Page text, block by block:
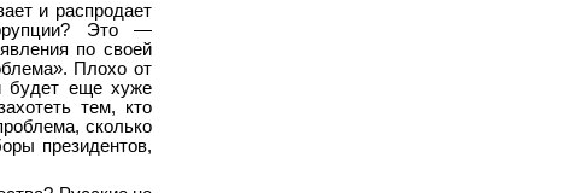
и распродает
Это —
по своей
Плохо от
будет еще хуже
тем, кто
сколько
президентов,